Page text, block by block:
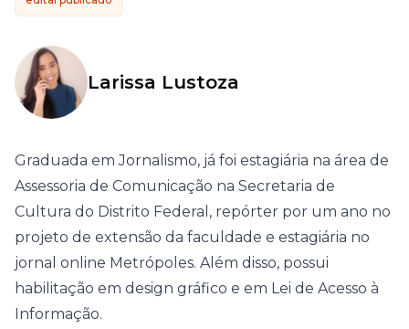
Larissa Lustoza
Graduada em Jornalismo, já foi estagiária na área de
Assessoria de Comunicação na Secretaria de
Cultura do Distrito Federal, repórter por um ano no
projeto de extensão da faculdade e estagiária no
jornal online Metrópoles. Além disso, possui
habilitação em design gráfico e em Lei de Acesso à
Informação.